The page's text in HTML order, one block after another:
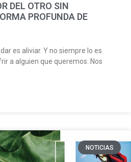
DEL OTRO SIN
PROFUNDA DE
es aliviar. Y no siempre lo es.
a alguien que queremos. Nos
NOTICIAS